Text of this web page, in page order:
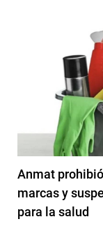
Anmat
marcas y
para la salud